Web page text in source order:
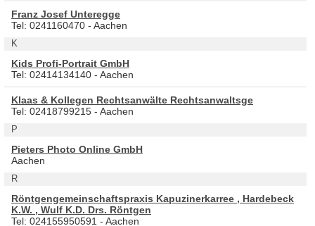
Franz Josef Unteregge
Tel: 0241160470 - Aachen
K
Kids Profi-Portrait GmbH
Tel: 02414134140 - Aachen
Klaas & Kollegen Rechtsanwälte Rechtsanwaltsge
Tel: 02418799215 - Aachen
P
Pieters Photo Online GmbH
Aachen
R
Röntgengemeinschaftspraxis Kapuzinerkarree , Hardebeck
K.W. , Wulf K.D. Drs. Röntgen
Tel: 024155950591 - Aachen